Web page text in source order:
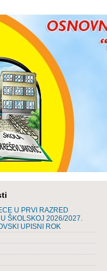
U PRVI RAZRED
ŠKOLSKOJ 2026/2027.
UPISNI ROK